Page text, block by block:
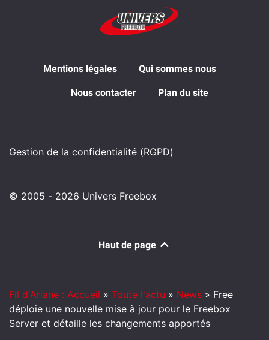
Mentions légales Qui sommes nous
Nous contacter Plan du site
Gestion de la confidentialité (RGPD)
© 2005 - 2026 Univers Freebox
Haut de page
Fil d'Ariane : Accueil » Toute l'actu » News » Free
déploie une nouvelle mise à jour pour le Freebox
Server et détaille les changements apportés